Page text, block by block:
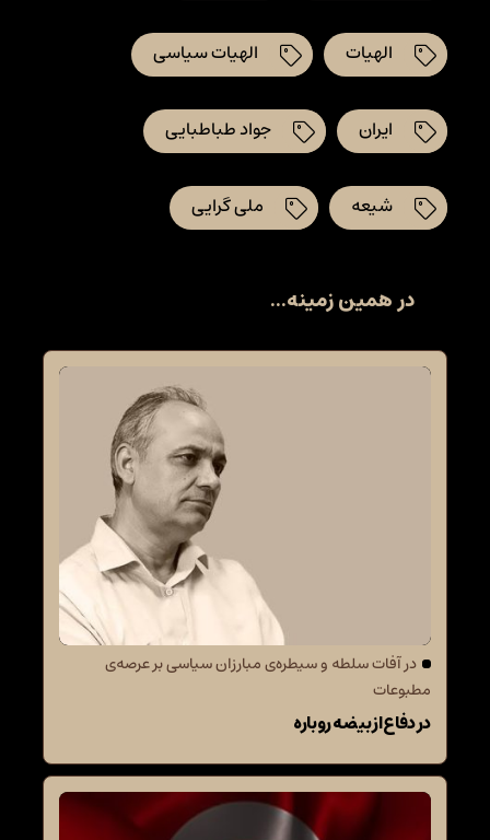
الهیات الهیات سیاسی
ایران جواد طباطبایی
شیعه ملی گرایی
در همین زمینه...
در آفات سلطه و سیطره‌ی مبارزان سیاسی بر عرصه‌ی
مطبوعات
در دفاع از بیضه روباره